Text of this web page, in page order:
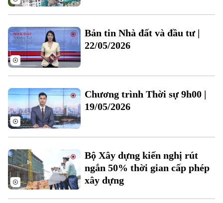
Xu hướng
Bản tin Nhà đất và đầu tư |
22/05/2026
Chương trình Thời sự 9h00 |
19/05/2026
Bộ Xây dựng kiến nghị rút
ngắn 50% thời gian cấp phép
xây dựng